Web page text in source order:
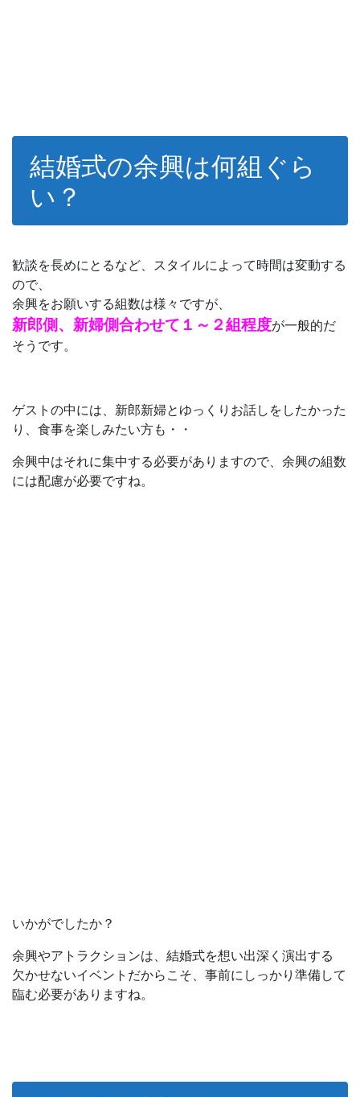
結婚式の余興は何組ぐら
い？
歓談を長めにとるなど、スタイルによって時間は変動する
ので、
余興をお願いする組数は様々ですが、
新郎側、新婦側合わせて１～２組程度が一般的だ
そうです。
ゲストの中には、新郎新婦とゆっくりお話しをしたかった
り、食事を楽しみたい方も・・
余興中はそれに集中する必要がありますので、余興の組数
には配慮が必要ですね。
いかがでしたか？
余興やアトラクションは、結婚式を想い出深く演出する
欠かせないイベントだからこそ、事前にしっかり準備して
臨む必要がありますね。